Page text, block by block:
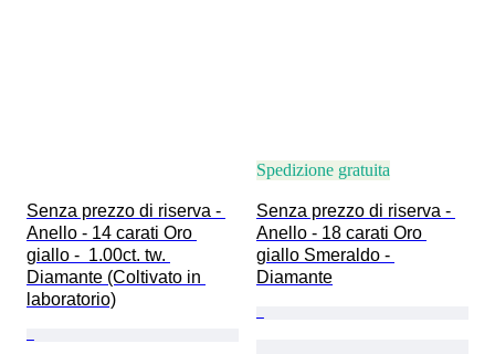
Senza prezzo di riserva -
Anello - 14 carati Oro
giallo -  1.00ct. tw.
Diamante (Coltivato in
laboratorio)
Spedizione gratuita
Senza prezzo di riserva -
Anello - 18 carati Oro
giallo Smeraldo -
Diamante